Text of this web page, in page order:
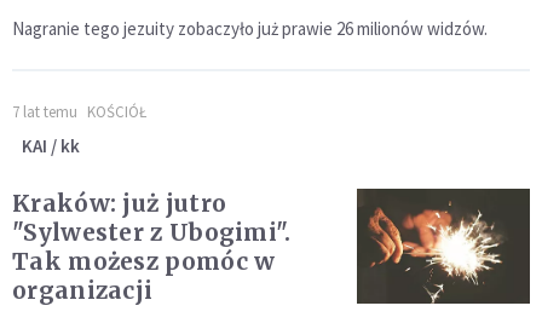
Nagranie tego jezuity zobaczyło już prawie 26 milionów widzów.
7 lat temu KOŚCIÓŁ
KAI / kk
Kraków: już jutro
"Sylwester z Ubogimi".
Tak możesz pomóc w
organizacji